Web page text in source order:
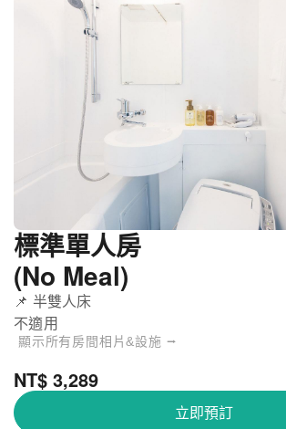
標準單人房
(No Meal)
📌 半雙人床
不適用
顯示所有房間相片&設施 ⭢
NT$ 3,289
立即預訂